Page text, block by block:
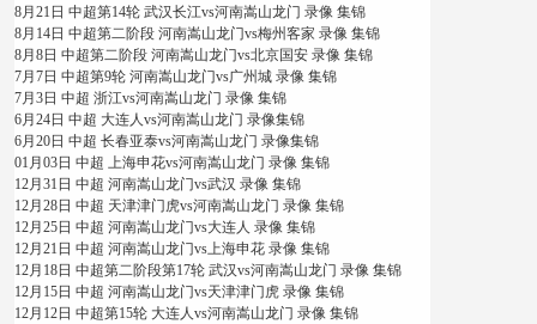
8月21日 中超第14轮 武汉长江vs河南嵩山龙门 录像 集锦
8月14日 中超第二阶段 河南嵩山龙门vs梅州客家 录像 集锦
8月8日 中超第二阶段 河南嵩山龙门vs北京国安 录像 集锦
7月7日 中超第9轮 河南嵩山龙门vs广州城 录像 集锦
7月3日 中超 浙江vs河南嵩山龙门 录像 集锦
6月24日 中超 大连人vs河南嵩山龙门 录像集锦
6月20日 中超 长春亚泰vs河南嵩山龙门 录像集锦
01月03日 中超 上海申花vs河南嵩山龙门 录像 集锦
12月31日 中超 河南嵩山龙门vs武汉 录像 集锦
12月28日 中超 天津津门虎vs河南嵩山龙门 录像 集锦
12月25日 中超 河南嵩山龙门vs大连人 录像 集锦
12月21日 中超 河南嵩山龙门vs上海申花 录像 集锦
12月18日 中超第二阶段第17轮 武汉vs河南嵩山龙门 录像 集锦
12月15日 中超 河南嵩山龙门vs天津津门虎 录像 集锦
12月12日 中超第15轮 大连人vs河南嵩山龙门 录像 集锦